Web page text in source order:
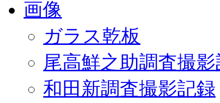
画像
ガラス乾板
尾高鮮之助調査撮
和田新調査撮影記録